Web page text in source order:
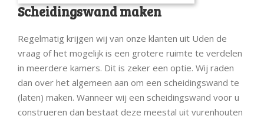
Scheidingswand maken
Regelmatig krijgen wij van onze klanten uit Uden de
vraag of het mogelijk is een grotere ruimte te verdelen
in meerdere kamers. Dit is zeker een optie. Wij raden
dan over het algemeen aan om een scheidingswand te
(laten) maken. Wanneer wij een scheidingswand voor u
construeren dan bestaat deze meestal uit vurenhouten